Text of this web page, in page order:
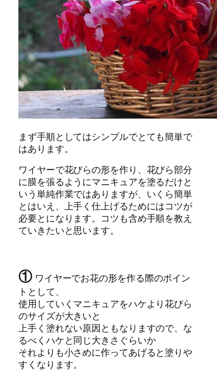
まず手順としてはシンプルでとても簡単で
はあります。
ワイヤーで花びらの形を作り、花びら部分
に膜を張るようにマニキュアを塗るだけと
いう単純作業ではありますが、いくら簡単
とはいえ、上手く仕上げるためにはコツが
必要とになります。コツも含め手順を教え
ていきたいと思います。
① ワイヤーでお花の形を作る際のポイン
トとして、
使用していくマニキュアをハケより花びら
のサイズが大きいと
上手く塗れない原因ともなりますので、な
るべくハケと同じ大きさぐらいか
それよりも小さめに作ってあげると塗りや
すくなります。